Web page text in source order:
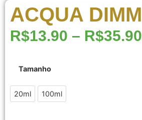
ACQUA DIMM
R$13.90 – R$35.90
Tamanho
20ml
20ml 100ml